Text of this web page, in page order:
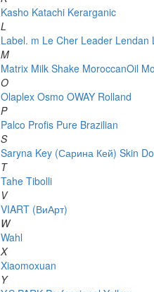
Kasho Katachi Kerarganic
L
Label. m Le Cher Leader Lendan
M
Matrix Milk Shake MoroccanOil
O
Olaplex Osmo OWAY Rolland
P
Palco Profis Pure Brazilian
S
Saryna Key (Сарина Кей) Skin
T
Tahe Tibolli
V
VIART (ВиАрт)
W
Wahl
X
Xiaomoxuan
Y